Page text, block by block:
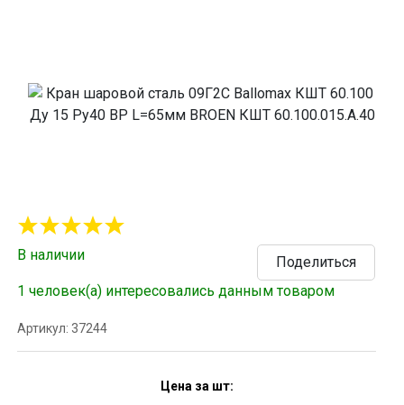
В наличии
Поделиться
1 человек(а) интересовались данным товаром
Артикул: 37244
Цена за шт: